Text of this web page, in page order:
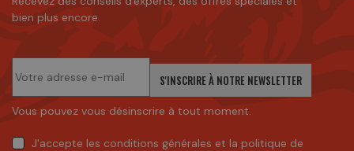
bien plus encore.
S'INSCRIRE À NOTRE NEWSLETTER
Vous pouvez vous désinscrire à tout moment.
J'accepte les conditions générales et la politique de